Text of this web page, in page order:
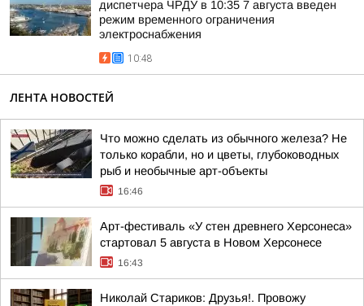
диспетчера ЧРДУ в 10:35 7 августа введен
режим временного ограничения
электроснабжения
10:48
ЛЕНТА НОВОСТЕЙ
Что можно сделать из обычного железа? Не
только корабли, но и цветы, глубоководных
рыб и необычные арт-объекты
16:46
Арт-фестиваль «У стен древнего Херсонеса»
стартовал 5 августа в Новом Херсонесе
16:43
Николай Стариков: Друзья!. Провожу